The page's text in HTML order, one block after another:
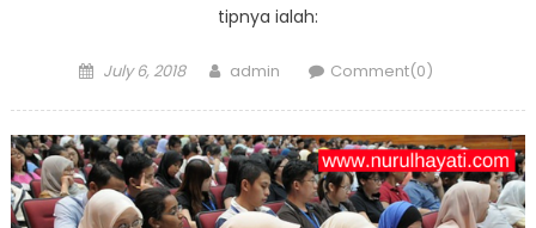
tipnya ialah:
Posted
July 6, 2018 Author
admin Comment(0)